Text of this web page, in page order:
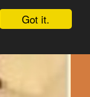
Got it.